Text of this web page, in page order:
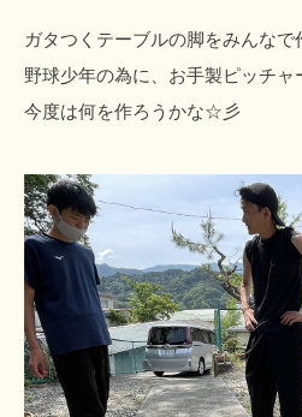
ガタつくテーブルの脚をみんなで
野球少年の為に、お手製ピッチャ
今度は何を作ろうかな☆彡